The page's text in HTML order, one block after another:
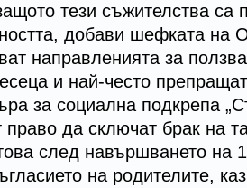
тези съжителства са
добави шефката на
направленията за
и най-често
за социална подкрепа
да сключат брак на
след навършването на
на родителите,